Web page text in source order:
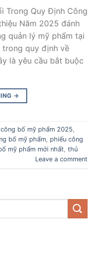
Trong Quy Định Công
Năm 2025 đánh
quản lý mỹ phẩm tại
quy định về
là yêu cầu bắt buộc
→
công bố mỹ phẩm 2025,
bố mỹ phẩm, phiếu công
mỹ phẩm mới nhất, thủ
Leave a comment